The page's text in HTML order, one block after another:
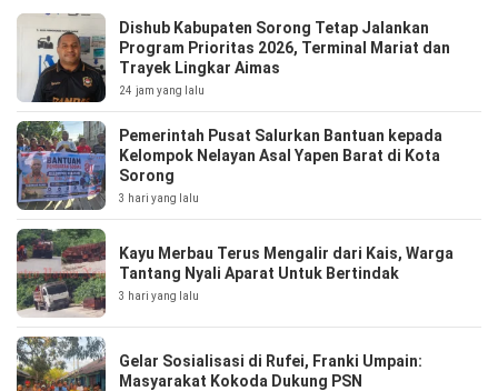
Dishub Kabupaten Sorong Tetap Jalankan
Program Prioritas 2026, Terminal Mariat dan
Trayek Lingkar Aimas
24 jam yang lalu
Pemerintah Pusat Salurkan Bantuan kepada
Kelompok Nelayan Asal Yapen Barat di Kota
Sorong
3 hari yang lalu
Kayu Merbau Terus Mengalir dari Kais, Warga
Tantang Nyali Aparat Untuk Bertindak
3 hari yang lalu
Gelar Sosialisasi di Rufei, Franki Umpain:
Masyarakat Kokoda Dukung PSN